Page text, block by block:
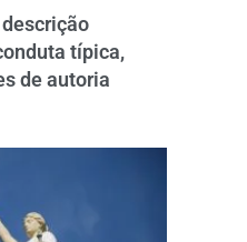
típica,
de autoria